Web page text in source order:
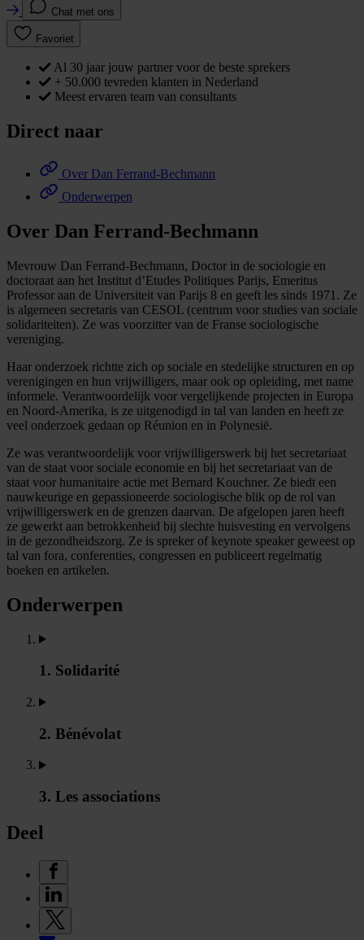
Chat met ons
Favoriet
Al 30 jaar jouw partner voor de beste sprekers
+ 50.000 tevreden klanten in Nederland
Meest ervaren team van consultants
Direct naar
Over Dan Ferrand-Bechmann
Onderwerpen
Over Dan Ferrand-Bechmann
Mevrouw Dan Ferrand-Bechmann, Doctor in de sociologie en
doctoraat aan het Institut d’Etudes Politiques Parijs, Emeritus
Professor aan de Universiteit van Parijs 8 en geeft les sinds 1971. Ze
is algemeen secretaris van CESOL (centrum voor studies van sociale
solidariteiten). Ze was voorzitter van de Franse sociologische
vereniging.
Haar onderzoek richtte zich op sociale en stedelijke structuren en op
verenigingen en hun vrijwilligers, maar ook op opleiding, met name
informele. Verantwoordelijk voor vergelijkende projecten in Europa
en Noord-Amerika, is ze uitgenodigd in tal van landen en heeft ze
veel onderzoek gedaan op Réunion en in Polynesië.
Ze was verantwoordelijk voor vrijwilligerswerk bij het secretariaat
van de staat voor sociale economie en bij het secretariaat van de
staat voor humanitaire actie met Bernard Kouchner. Ze biedt een
nauwkeurige en gepassioneerde sociologische blik op de rol van
vrijwilligerswerk en de grenzen daarvan. De afgelopen jaren heeft
ze gewerkt aan betrokkenheid bij slechte huisvesting en vervolgens
in de gezondheidszorg. Ze is spreker of keynote speaker geweest op
tal van fora, conferenties, congressen en publiceert regelmatig
boeken en artikelen.
Onderwerpen
1. Solidarité
2. Bénévolat
3. Les associations
Deel